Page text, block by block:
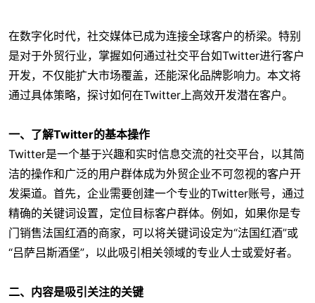
在数字化时代，社交媒体已成为连接全球客户的桥梁。特别
是对于外贸行业，掌握如何通过社交平台如Twitter进行客户
开发，不仅能扩大市场覆盖，还能深化品牌影响力。本文将
通过具体策略，探讨如何在Twitter上高效开发潜在客户。
一、了解Twitter的基本操作
Twitter是一个基于兴趣和实时信息交流的社交平台，以其简
洁的操作和广泛的用户群体成为外贸企业不可忽视的客户开
发渠道。首先，企业需要创建一个专业的Twitter账号，通过
精确的关键词设置，定位目标客户群体。例如，如果你是专
门销售法国红酒的商家，可以将关键词设定为“法国红酒”或
“吕萨吕斯酒堡”，以此吸引相关领域的专业人士或爱好者。
二、内容是吸引关注的关键